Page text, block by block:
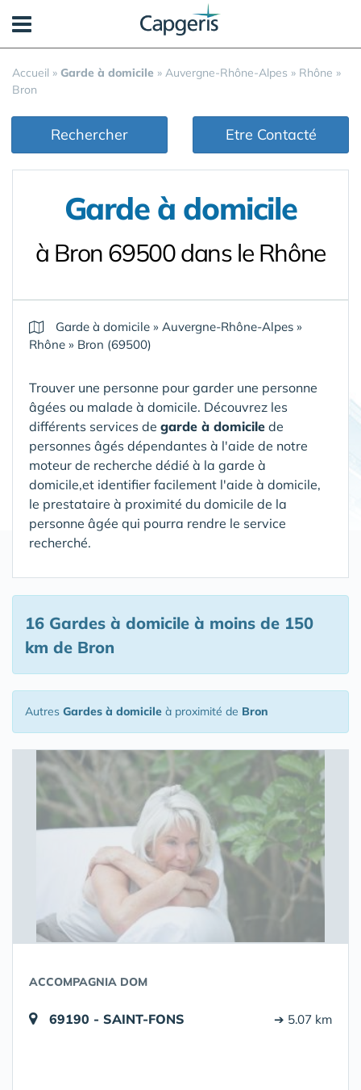
Accueil » Garde à domicile » Auvergne-Rhône-Alpes » Rhône »
Bron
Rechercher Etre Contacté
Garde à domicile
à Bron 69500 dans le Rhône
Garde à domicile » Auvergne-Rhône-Alpes »
Rhône » Bron (69500)
Trouver une personne pour garder une personne
âgées ou malade à domicile. Découvrez les
différents services de garde à domicile de
personnes âgés dépendantes à l'aide de notre
moteur de recherche dédié à la garde à
domicile,et identifier facilement l'aide à domicile,
le prestataire à proximité du domicile de la
personne âgée qui pourra rendre le service
recherché.
16 Gardes à domicile à moins de 150
km de Bron
Autres Gardes à domicile à proximité de Bron
ACCOMPAGNIA DOM
69190 - SAINT-FONS ➔ 5.07 km